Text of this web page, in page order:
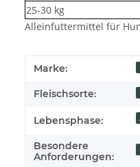
25-30 kg
Alleinfuttermittel für
Marke:
Fleischsorte:
Lebensphase:
Besondere
Anforderungen: